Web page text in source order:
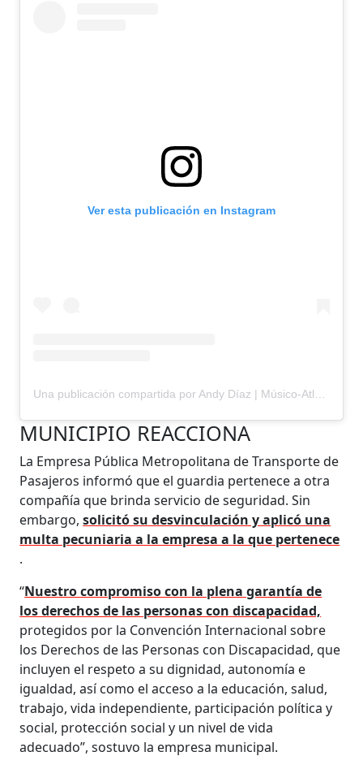
Ver esta publicación en Instagram
MUNICIPIO REACCIONA
La Empresa Pública Metropolitana de Transporte de
Pasajeros informó que el guardia pertenece a otra
compañía que brinda servicio de seguridad. Sin
embargo,solicitó su desvinculación y aplicó una
multa pecuniaria a la empresa a la que pertenece
.
“Nuestro compromiso con la plena garantía de
los derechos de las personas con discapacidad,
protegidos por la Convención Internacional sobre
los Derechos de las Personas con Discapacidad, que
incluyen el respeto a su dignidad, autonomía e
igualdad, así como el acceso a la educación, salud,
trabajo, vida independiente, participación política y
social, protección social y un nivel de vida
adecuado”, sostuvo la empresa municipal.